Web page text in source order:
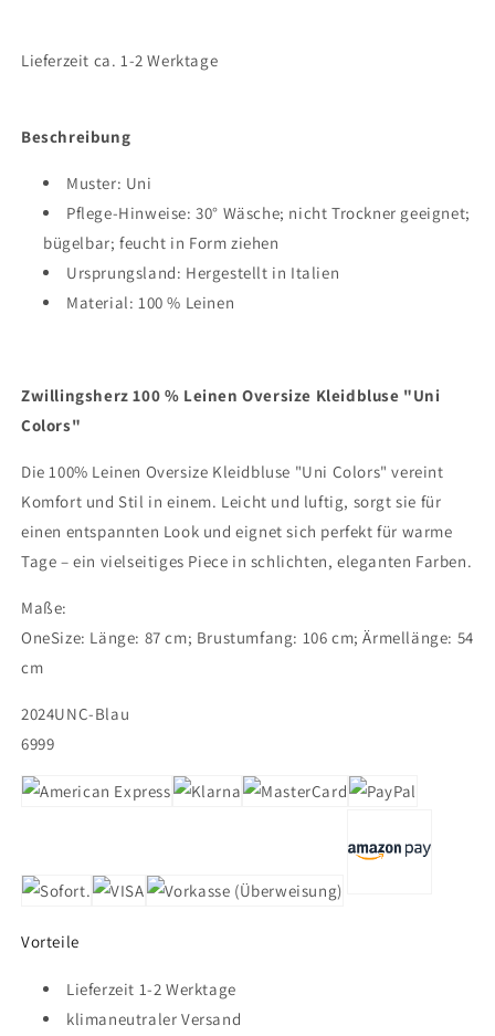
Blau
Blau
Lieferzeit ca. 1-2 Werktage
Beschreibung
Muster: Uni
Pflege-Hinweise: 30° Wäsche; nicht Trockner geeignet;
bügelbar; feucht in Form ziehen
Ursprungsland: Hergestellt in Italien
Material: 100 % Leinen
Zwillingsherz 100 % Leinen Oversize Kleidbluse "Uni
Colors"
Die 100% Leinen Oversize Kleidbluse "Uni Colors" vereint
Komfort und Stil in einem. Leicht und luftig, sorgt sie für
einen entspannten Look und eignet sich perfekt für warme
Tage – ein vielseitiges Piece in schlichten, eleganten Farben.
Maße:
OneSize: Länge: 87 cm; Brustumfang: 106 cm; Ärmellänge: 54
cm
2024UNC-Blau
6999
Vorteile
Lieferzeit 1-2 Werktage
klimaneutraler Versand